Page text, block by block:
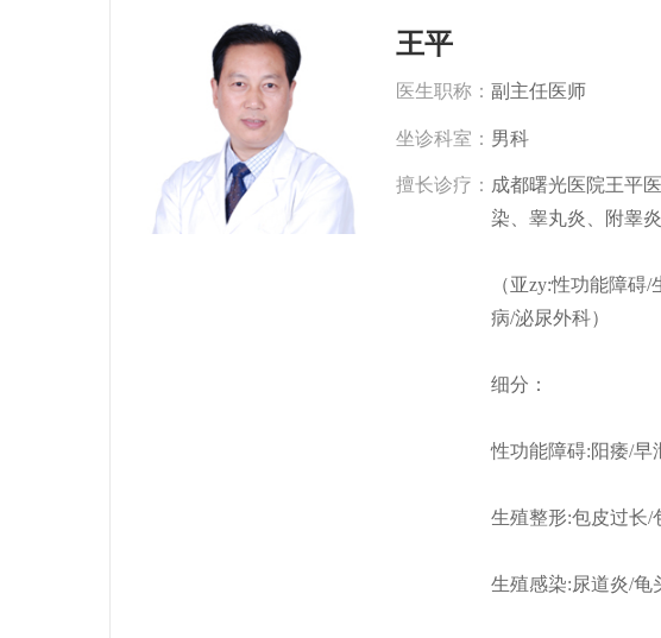
王平
医生职称： 副主任医师
坐诊科室： 男科
擅长诊疗： 成都曙光医院王平
染、睾丸炎、附睾
（亚zy:性功能障碍
病/泌尿外科）
细分：
性功能障碍:阳痿/早
生殖整形:包皮过长/
生殖感染:尿道炎/龟